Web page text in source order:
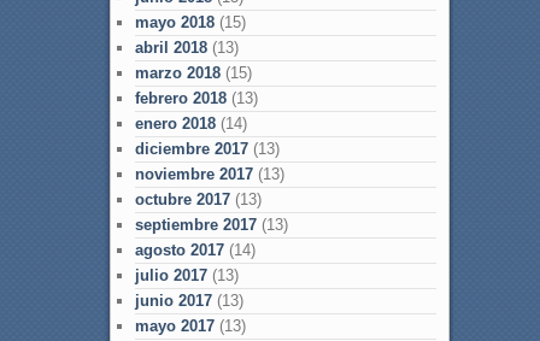
mayo 2018(15)
abril 2018(13)
marzo 2018(15)
febrero 2018(13)
enero 2018(14)
diciembre 2017(13)
noviembre 2017(13)
octubre 2017(13)
septiembre 2017(13)
agosto 2017(14)
julio 2017(13)
junio 2017(13)
mayo 2017(13)